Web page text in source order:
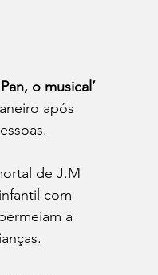
o musical’
após
de J.M
com
a